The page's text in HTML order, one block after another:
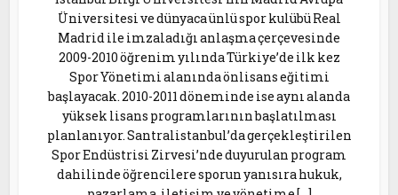
Üniversitesi ve dünyaca ünlü spor kulübü Real
Madrid ile imzaladığı anlaşma çerçevesinde
2009-2010 öğrenim yılında Türkiye’de ilk kez
Spor Yönetimi alanında önlisans eğitimi
başlayacak. 2010-2011 döneminde ise aynı alanda
yüksek lisans programlarının başlatılması
planlanıyor. Santralistanbul’da gerçekleştirilen
Spor Endüstrisi Zirvesi’nde duyurulan program
dahilinde öğrencilere sporun yanısıra hukuk,